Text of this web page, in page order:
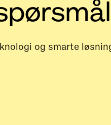
og smarte